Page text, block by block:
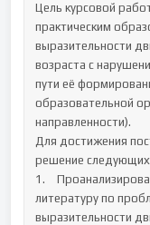
Цель курсовой
практическим
выразительности
возраста с
пути её
образовательной
направленности).
Для достижения
решение следующих
1.	Проанализировать психолого-педагогическую
литературу по
выразительности